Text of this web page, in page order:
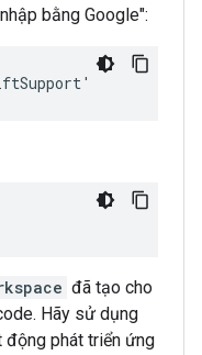
bằng Google":
đã tạo cho
Hãy sử dụng
động phát triển ứng